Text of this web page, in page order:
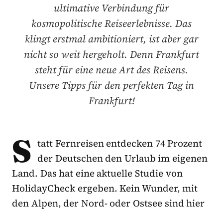
ultimative Verbindung für
kosmopolitische Reiseerlebnisse. Das
klingt erstmal ambitioniert, ist aber gar
nicht so weit hergeholt. Denn Frankfurt
steht für eine neue Art des Reisens.
Unsere Tipps für den perfekten Tag in
Frankfurt!
S tatt Fernreisen entdecken 74 Prozent
der Deutschen den Urlaub im eigenen
Land. Das hat eine aktuelle Studie von
HolidayCheck ergeben. Kein Wunder, mit
den Alpen, der Nord- oder Ostsee sind hier